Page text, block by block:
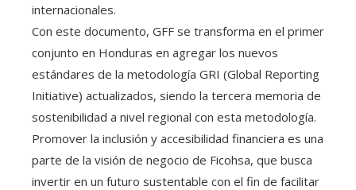
internacionales.
Con este documento, GFF se transforma en el primer
conjunto en Honduras en agregar los nuevos
estándares de la metodología GRI (Global Reporting
Initiative) actualizados, siendo la tercera memoria de
sostenibilidad a nivel regional con esta metodología.
Promover la inclusión y accesibilidad financiera es una
parte de la visión de negocio de Ficohsa, que busca
invertir en un futuro sustentable con el fin de facilitar